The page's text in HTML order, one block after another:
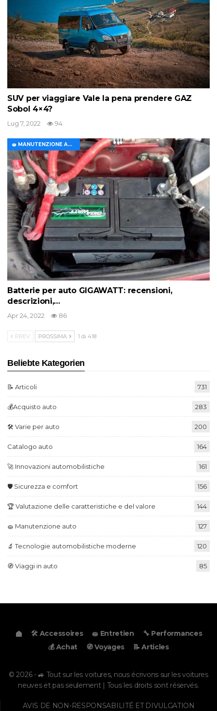
SUV per viaggiare Vale la pena prendere GAZ
Sobol 4×4?
Lug 7, 2022 94
🧽 MANUTENZIONE AUTO
Batterie per auto GIGAWATT: recensioni,
descrizioni,…
Apr 24, 2022 86
PREV PROSSIMA 1 di 418
Beliebte Kategorien
📝 Articoli 731
💰Acquisto auto 283
🛠️ Varie per auto 200
Catalogo auto 164
🚀 Innovazioni automobilistiche 161
🛡️ Sicurezza e comfort 156
🏆 Valutazione delle caratteristiche e del valore 144
🧽 Manutenzione auto 127
🔬 Tecnologie automobilistiche moderne 120
🧭 Viaggi in auto 85
🛠️ Accessoires 🧽 Entretien
🔧 Performances
💰 Achat
🧭 Voyages 📝 Articles
© 2026 - 🚙 Tout sur les voitures, nous écrivons sur les voitures
neuves et pas seulement | Tous les droits sont réservés.
AVIS DE NON-RESPONSABILITÉ ET DIVULGATION